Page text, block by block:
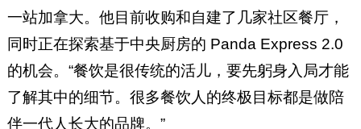
一站加拿大。他目前收购和自建了几家社区餐厅，
同时正在探索基于中央厨房的 Panda Express 2.0
的机会。“餐饮是很传统的活儿，要先躬身入局才能
了解其中的细节。很多餐饮人的终极目标都是做陪
伴一代人长大的品牌。”